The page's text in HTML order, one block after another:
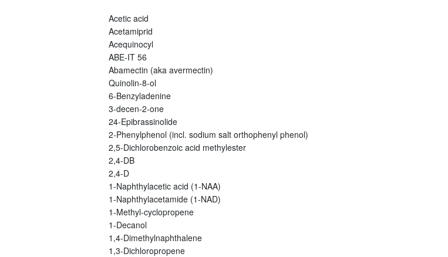
Acetic acid
Acetamiprid
Acequinocyl
ABE-IT 56
Abamectin (aka avermectin)
Quinolin-8-ol
6-Benzyladenine
3-decen-2-one
24-Epibrassinolide
2-Phenylphenol (incl. sodium salt orthophenyl phenol)
2,5-Dichlorobenzoic acid methylester
2,4-DB
2,4-D
1-Naphthylacetic acid (1-NAA)
1-Naphthylacetamide (1-NAD)
1-Methyl-cyclopropene
1-Decanol
1,4-Dimethylnaphthalene
1,3-Dichloropropene